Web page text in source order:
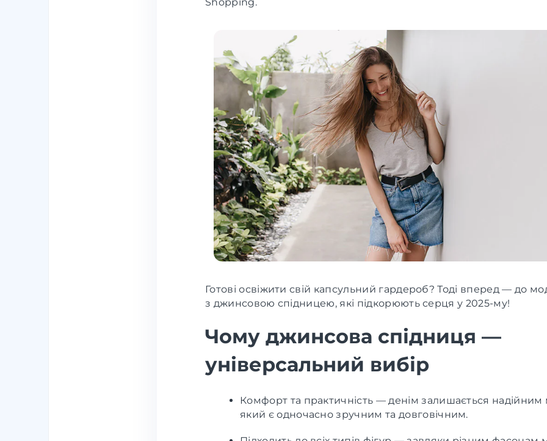
Готові освіжити свій капсульний гардероб? Тоді вперед — до
з джинсовою спідницею, які підкорюють серця у 2025-му!
Чому джинсова спідниця —
універсальний вибір
Комфорт та практичність — денім залишається надійним
який є одночасно зручним та довговічним.